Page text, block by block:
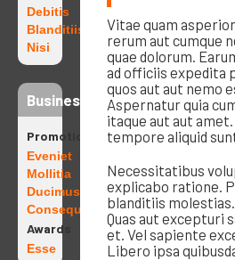
Debitis
Blanditiis
Nisi
Business
Promotions
Eveniet
Mollitia
Ducimus
Consequatur
Awards
Esse
Vitae quam
rerum aut cumque
quae dolorum.
ad officiis expedita
quos aut aut nemo
Aspernatur quia
itaque aut aut
tempore aliquid
Necessitatibus
explicabo ratione.
blanditiis molestias.
Quas aut excepturi
et. Vel sapiente
Libero ipsa